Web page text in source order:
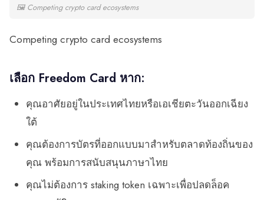
🖼 Competing crypto card ecosystems
Competing crypto card ecosystems
เลือก Freedom Card หาก:
คุณอาศัยอยู่ในประเทศไทยหรือเอเชียตะวันออกเฉียง
ใต้
คุณต้องการบัตรที่ออกแบบมาสำหรับตลาดท้องถิ่นของ
คุณ พร้อมการสนับสนุนภาษาไทย
คุณไม่ต้องการ staking token เฉพาะเพื่อปลดล็อค